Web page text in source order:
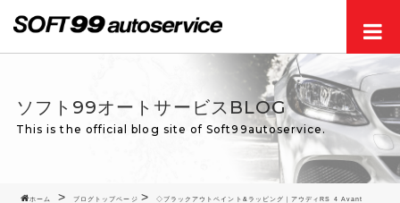
ソフト99オートサービスBLOG
This is the official blog site of Soft99autoservice.
ホーム ブログトップページ ◇ブラックアウトペイント&ラッピング｜アウディRS 4 Avant